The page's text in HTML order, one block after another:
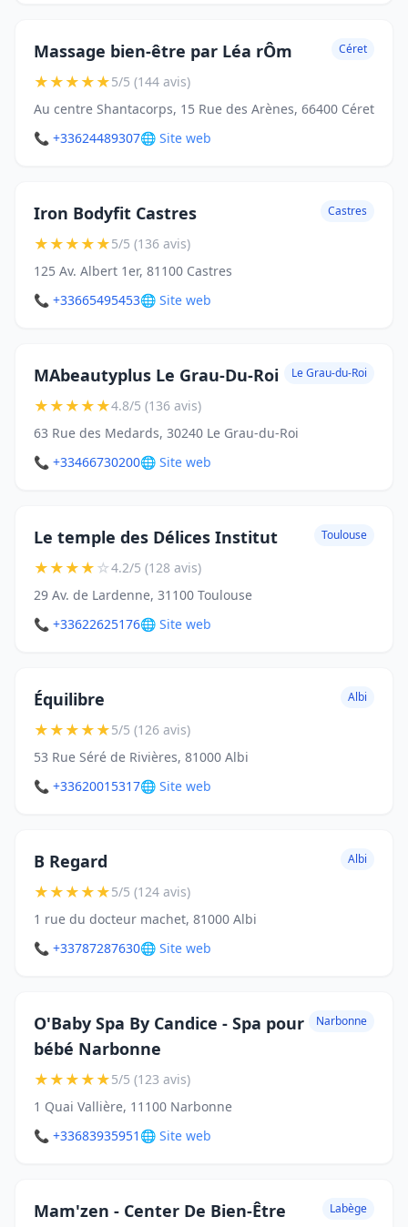
Massage bien-être par Léa rÔm Céret
★★★★★5/5 (144 avis)
Au centre Shantacorps, 15 Rue des Arènes, 66400 Céret
📞 +33624489307🌐 Site web
Iron Bodyfit Castres Castres
★★★★★5/5 (136 avis)
125 Av. Albert 1er, 81100 Castres
📞 +33665495453🌐 Site web
MAbeautyplus Le Grau-Du-Roi Le Grau-du-Roi
★★★★★4.8/5 (136 avis)
63 Rue des Medards, 30240 Le Grau-du-Roi
📞 +33466730200🌐 Site web
Le temple des Délices Institut Toulouse
★★★★☆4.2/5 (128 avis)
29 Av. de Lardenne, 31100 Toulouse
📞 +33622625176🌐 Site web
Équilibre Albi
★★★★★5/5 (126 avis)
53 Rue Séré de Rivières, 81000 Albi
📞 +33620015317🌐 Site web
B Regard Albi
★★★★★5/5 (124 avis)
1 rue du docteur machet, 81000 Albi
📞 +33787287630🌐 Site web
O'Baby Spa By Candice - Spa pour
bébé Narbonne
Narbonne
★★★★★5/5 (123 avis)
1 Quai Vallière, 11100 Narbonne
📞 +33683935951 🌐 Site web
Mam'zen - Center De Bien-Être Labège